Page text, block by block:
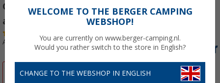
Garant met CEE hoekkoppeling en
aardingscontact combinatiemof 20 meter
Artikelnr: 304392
-2%
WELCOME TO THE BERGER CAMPING
WEBSHOP!
You are currently on www.berger-camping.nl.
Would you rather switch to the store in English?
CHANGE TO THE WEBSHOP IN ENGLISH